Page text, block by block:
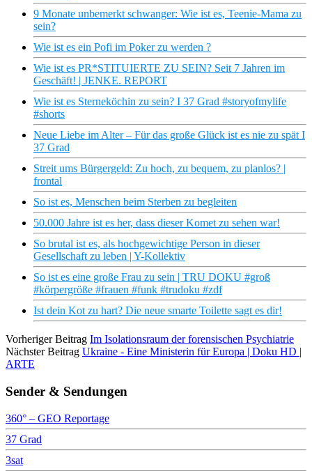
9 Monate unbemerkt schwanger: Wie ist es, Teenie-Mama zu
sein?
Wie ist es ein Pofi im Poker zu werden ?
Wie ist es PR*STITUIERTE ZU SEIN? Seit 7 Jahren im
Geschäft! | JENKE. REPORT
Wie ist es Sterneköchin zu sein? I 37 Grad #storyofmylife
#shorts
Neue Liebe im Alter – Für das große Glück ist es nie zu spät I
37 Grad
Streit ums Bürgergeld: Zu hoch, zu bequem, zu planlos? |
frontal
So ist es, Menschen beim Sterben zu begleiten
50.000 Jahre ist es her, dass dieser Komet zu sehen war!
So brutal ist es, als hochgewichtige Person in dieser
Gesellschaft zu leben | Y-Kollektiv
So ist es eine große Frau zu sein | TRU DOKU #groß
#körpergröße #frauen #funk #trudoku #zdf
Ist dein Kot zu hart? Die neue smarte Toilette sagt es dir!
Vorheriger Beitrag Im Isolationsraum der forensischen Psychiatrie
Nächster Beitrag Ukraine - Eine Ministerin für Europa | Doku HD |
ARTE
Sender & Sendungen
360° – GEO Reportage
37 Grad
3sat